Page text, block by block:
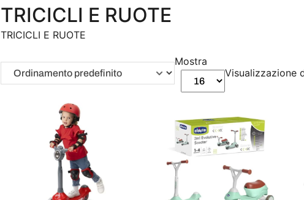
TRICICLI E RUOTE
TRICICLI E RUOTE
Mostra
Visualizzazione